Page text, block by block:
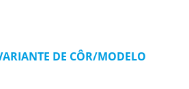
DE CÔR/MODELO